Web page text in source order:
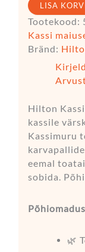
LISA
Tootekood:
Kassi
Bränd:
Hilton
kassile
Kassimuru
eemal
sobida.
🌿